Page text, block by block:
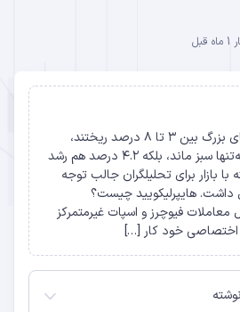
در روزی که اکثر رمزارزهای بزرگ بین ۳ تا ۸ درصد ریختند،
هایپرلیکویید (HYPE) نه‌تنها سبز ماند، بلکه ۴.۲ درصد هم رشد
با بازار برای تحلیلگران جالب توجه
هایپرلیکویید چیست؟
معاملات فیوچرز و اسپات غیرمتمرکز
خود کار […]